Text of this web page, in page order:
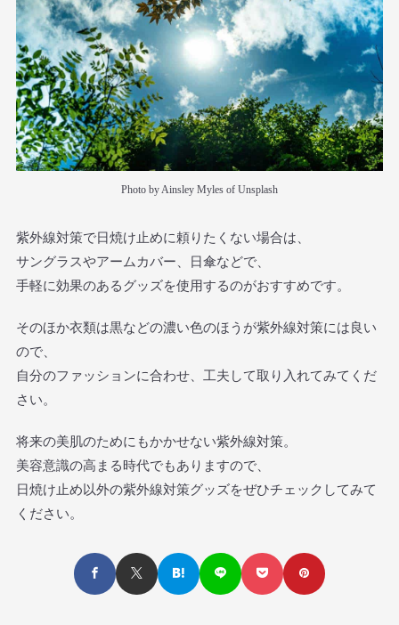
Photo by Ainsley Myles of Unsplash
紫外線対策で日焼け止めに頼りたくない場合は、
サングラスやアームカバー、日傘などで、
手軽に効果のあるグッズを使用するのがおすすめです。
そのほか衣類は黒などの濃い色のほうが紫外線対策には良い
ので、
自分のファッションに合わせ、工夫して取り入れてみてくだ
さい。
将来の美肌のためにもかかせない紫外線対策。
美容意識の高まる時代でもありますので、
日焼け止め以外の紫外線対策グッズをぜひチェックしてみて
ください。